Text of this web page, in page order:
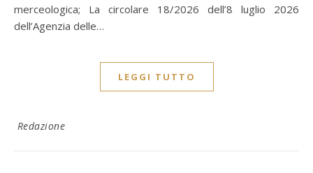
merceologica; La circolare 18/2026 dell’8 luglio 2026
dell’Agenzia delle…
LEGGI TUTTO
Redazione